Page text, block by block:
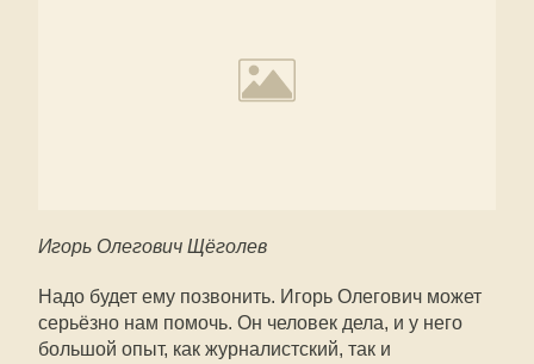
Игорь Олегович Щёголев
Надо будет ему позвонить. Игорь Олегович может
серьёзно нам помочь. Он человек дела, и у него
большой опыт, как журналистский, так и